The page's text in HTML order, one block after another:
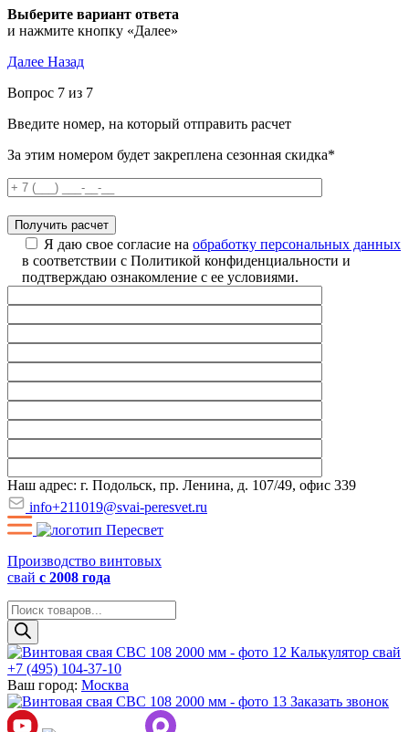
Выберите вариант ответа
и нажмите кнопку «Далее»
Далее Назад
Вопрос 7 из 7
Введите номер, на который отправить расчет
За этим номером будет закреплена сезонная скидка*
Я даю свое согласие на обработку персональных данных
в соответствии с Политикой конфиденциальности и
подтверждаю ознакомление с ее условиями.
Наш адрес: г. Подольск, пр. Ленина, д. 107/49, офис 339
info+211019@svai-peresvet.ru
Производство винтовых
свай с 2008 года
Поиск
товаров
Калькулятор свай
+7 (495) 104-37-10
Ваш город: Москва
Заказать звонок